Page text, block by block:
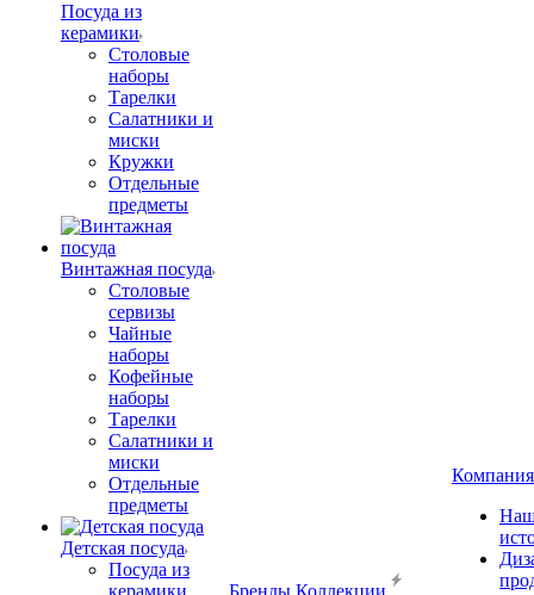
Посуда из
керамики
Столовые
наборы
Тарелки
Салатники и
миски
Кружки
Отдельные
предметы
Винтажная посуда
Столовые
сервизы
Чайные
наборы
Кофейные
наборы
Тарелки
Салатники и
миски
Отдельные
предметы
Детская посуда
Посуда из
керамики
Бренды Коллекции
Компания